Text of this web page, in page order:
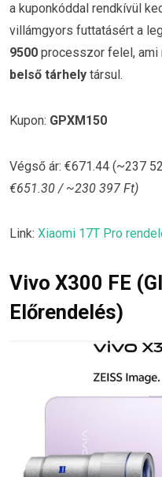
a kuponkóddal rendkívül
villámgyors futtatásért a
9500 processzor felel, ami
belső tárhely társul.
Kupon: GPXM150
Végső ár: €671.44 (~237
€651.30 / ~230 397 Ft)
Link: Xiaomi 17T Pro
Vivo X300 FE
Előrendelés)